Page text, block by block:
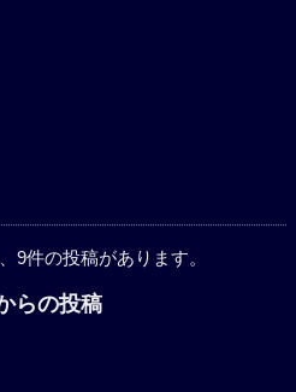
、9件の投稿があります。